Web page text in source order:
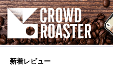
新着レビュー